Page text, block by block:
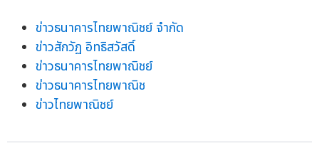
ข่าวธนาคารไทยพาณิชย์ จำกัด
ข่าวสักวัฏ อิทธิสวัสดิ์
ข่าวธนาคารไทยพาณิชย์
ข่าวธนาคารไทยพาณิช
ข่าวไทยพาณิชย์